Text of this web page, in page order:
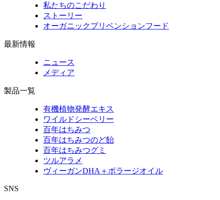
私たちのこだわり
ストーリー
オーガニックプリベンションフード
最新情報
ニュース
メディア
製品一覧
有機植物発酵エキス
ワイルドシーベリー
百年はちみつ
百年はちみつのど飴
百年はちみつグミ
ツルアラメ
ヴィーガンDHA＋ボラージオイル
SNS